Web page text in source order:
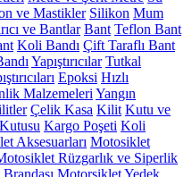
ve Mastikler Silikon Mum
ve Bantlar Bant Teflon Bant
Koli Bandı Çift Taraflı Bant
Yapıştırıcılar Tutkal
Epoksi Hızlı
Malzemeleri Yangın
Çelik Kasa Kilit Kutu ve
Kargo Poşeti Koli
Aksesuarları Motosiklet
Rüzgarlık ve Siperlik
Motorsiklet Yedek